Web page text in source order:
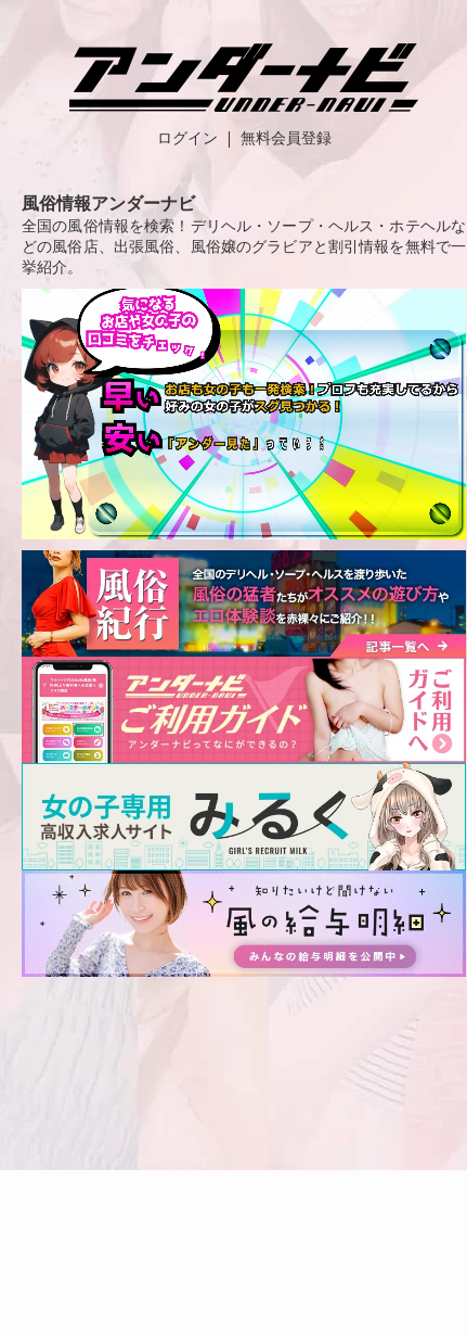
ログイン 無料会員登録
風俗情報アンダーナビ
全国の風俗情報を検索！デリヘル・ソープ・ヘルス・ホテヘルな
どの風俗店、出張風俗、風俗嬢のグラビアと割引情報を無料で一
挙紹介。